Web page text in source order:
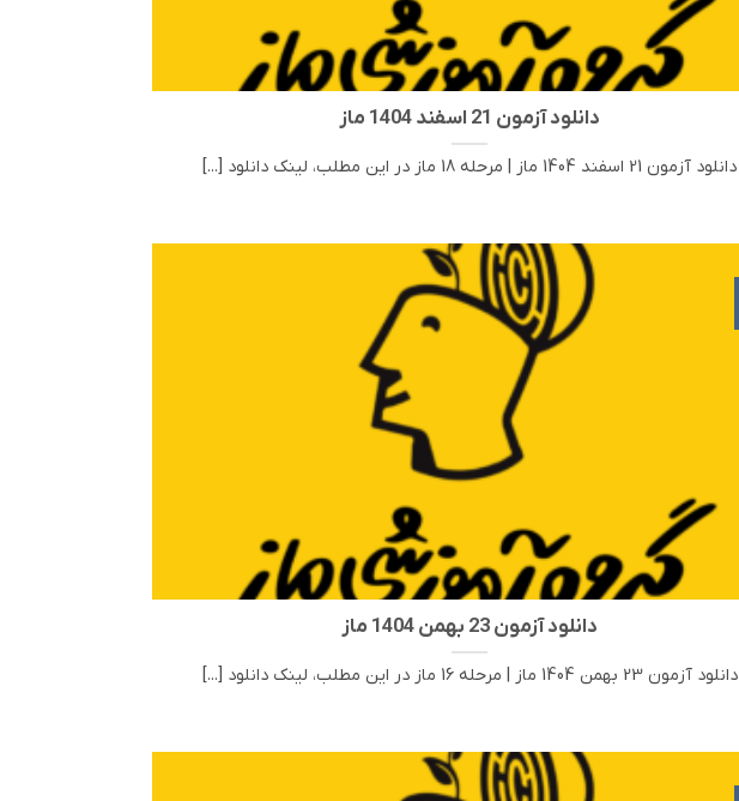
دانلود آزمون 21 اسفند 1404 ماز
دانلود آزمون 21 اسفند 1404 ماز | مرحله 18 ماز در این مطلب، لینک دانلود [...]
دانلود آزمون 23 بهمن 1404 ماز
دانلود آزمون 23 بهمن 1404 ماز | مرحله 16 ماز در این مطلب، لینک دانلود [...]